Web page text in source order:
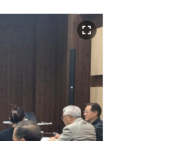
fullscreen